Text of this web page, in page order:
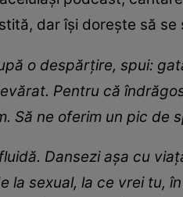
dar își dorește să
o despărțire, spui:
Pentru că
Să ne oferim un pic de
Dansezi așa cu
la sexual, la ce vrei tu,